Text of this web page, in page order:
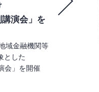
入事例
に向けた業務
ジネス変革
醸成